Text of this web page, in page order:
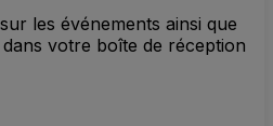
les événements ainsi que
votre boîte de réception